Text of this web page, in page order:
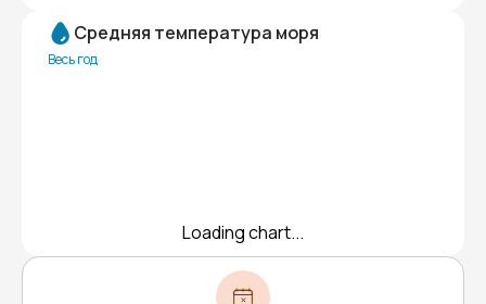
Средняя температура моря
Весь год
Loading chart...